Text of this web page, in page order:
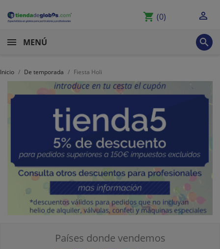
shopping_cart (0) 
MENÚ 
Inicio De temporada Fiesta Holi
Países donde vendemos